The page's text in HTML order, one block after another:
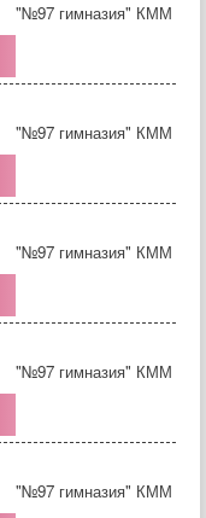
"№97 гимназия" КММ
"№97 гимназия" КММ
"№97 гимназия" КММ
"№97 гимназия" КММ
"№97 гимназия" КММ